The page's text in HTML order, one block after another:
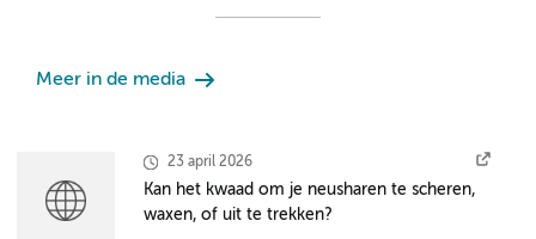
Meer in de media
23 april 2026
Kan het kwaad om je neusharen te scheren,
waxen, of uit te trekken?